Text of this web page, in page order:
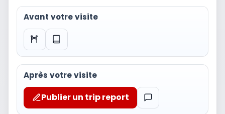
Avant votre visite
Après votre visite
Publier un trip report